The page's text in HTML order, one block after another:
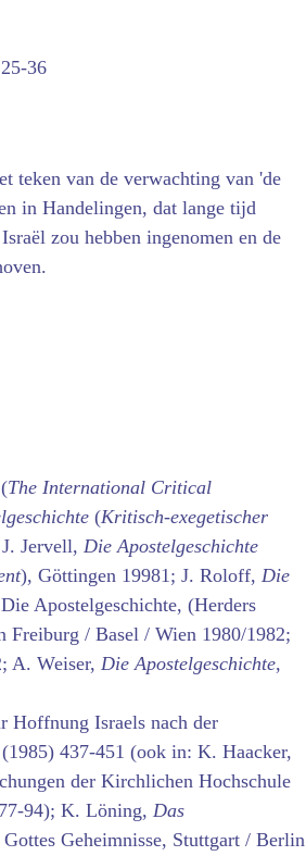
36
teken van de verwachting van 'de
in Handelingen, dat lange tijd
zou hebben ingenomen en de
The International Critical
(Kritisch-exegetischer
Jervell, Die Apostelgeschichte
), Göttingen 19981; J. Roloff, Die
Apostelgeschichte, (Herders
Freiburg / Basel / Wien 1980/1982;
A. Weiser, Die Apostelgeschichte,
Hoffnung Israels nach der
437-451 (ook in: K. Haacker,
der Kirchlichen Hochschule
94); K. Löning, Das
Geheimnisse, Stuttgart / Berlin